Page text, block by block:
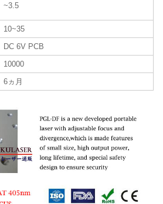
~3.5
10~35
DC 6V PCB
10000
6ヵ月